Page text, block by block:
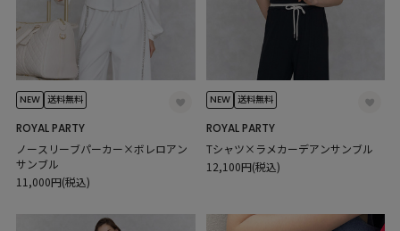
NEW 送料無料
ROYAL PARTY
ノースリーブパーカー×ボレロアン
サンブル
11,000円(税込)
NEW 送料無料
ROYAL PARTY
Tシャツ×ラメカーデアンサンブル
12,100円(税込)